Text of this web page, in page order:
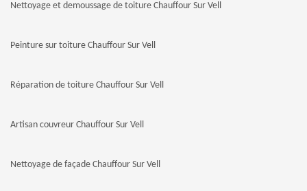
Nettoyage et demoussage de toiture Chauffour Sur Vell
Peinture sur toiture Chauffour Sur Vell
Réparation de toiture Chauffour Sur Vell
Artisan couvreur Chauffour Sur Vell
Nettoyage de façade Chauffour Sur Vell